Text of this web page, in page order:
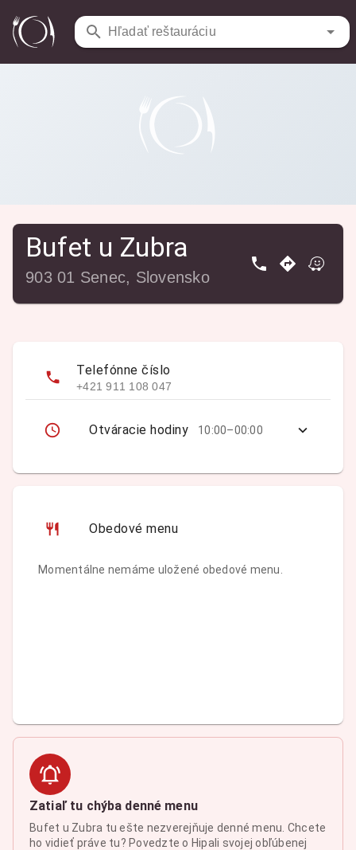
Hľadať reštauráciu
Reštaurácie / Bufet u Zubra
Bufet u Zubra
903 01 Senec, Slovensko
Telefónne číslo
+421 911 108 047
Otváracie hodiny 10:00–00:00
Obedové menu
Momentálne nemáme uložené obedové menu.
Zatiaľ tu chýba denné menu
Bufet u Zubra tu ešte nezverejňuje denné menu. Chcete
ho vidieť práve tu? Povedzte o Hipali svojej obľúbenej